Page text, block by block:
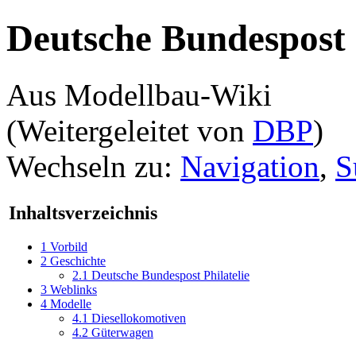
Deutsche Bundespost
Aus Modellbau-Wiki
(Weitergeleitet von DBP)
Wechseln zu: Navigation,
Inhaltsverzeichnis
1 Vorbild
2 Geschichte
2.1 Deutsche Bundespost Philatelie
3 Weblinks
4 Modelle
4.1 Diesellokomotiven
4.2 Güterwagen